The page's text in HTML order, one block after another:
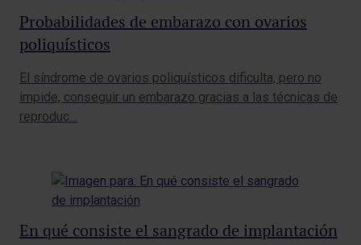
Probabilidades de embarazo con ovarios
poliquísticos
El síndrome de ovarios poliquísticos dificulta, pero no
impide, conseguir un embarazo gracias a las técnicas de
reproduc…
En qué consiste el sangrado de implantación